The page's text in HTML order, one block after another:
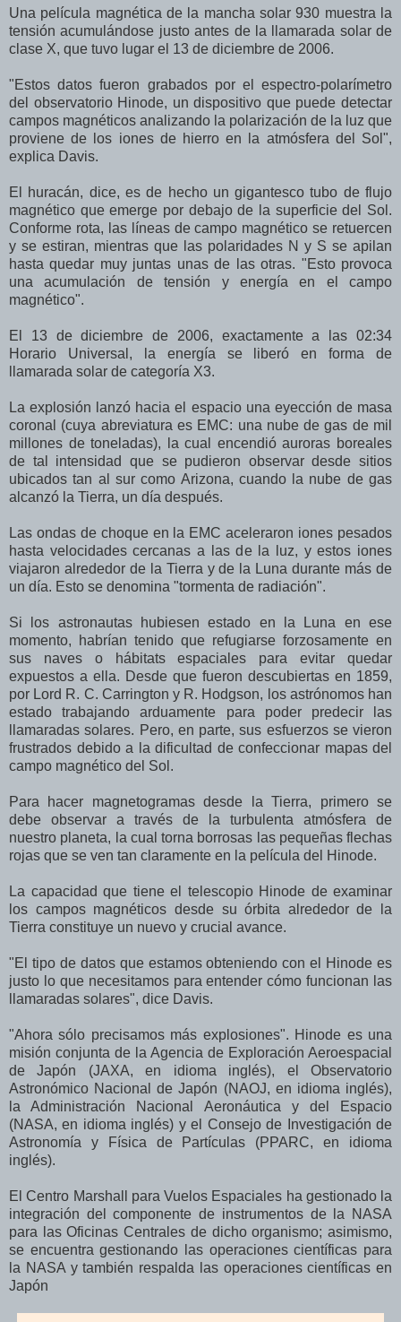
Una película magnética de la mancha solar 930 muestra la
tensión acumulándose justo antes de la llamarada solar de
clase X, que tuvo lugar el 13 de diciembre de 2006.
"Estos datos fueron grabados por el espectro-polarímetro
del observatorio Hinode, un dispositivo que puede detectar
campos magnéticos analizando la polarización de la luz que
proviene de los iones de hierro en la atmósfera del Sol",
explica Davis.
El huracán, dice, es de hecho un gigantesco tubo de flujo
magnético que emerge por debajo de la superficie del Sol.
Conforme rota, las líneas de campo magnético se retuercen
y se estiran, mientras que las polaridades N y S se apilan
hasta quedar muy juntas unas de las otras. "Esto provoca
una acumulación de tensión y energía en el campo
magnético".
El 13 de diciembre de 2006, exactamente a las 02:34
Horario Universal, la energía se liberó en forma de
llamarada solar de categoría X3.
La explosión lanzó hacia el espacio una eyección de masa
coronal (cuya abreviatura es EMC: una nube de gas de mil
millones de toneladas), la cual encendió auroras boreales
de tal intensidad que se pudieron observar desde sitios
ubicados tan al sur como Arizona, cuando la nube de gas
alcanzó la Tierra, un día después.
Las ondas de choque en la EMC aceleraron iones pesados
hasta velocidades cercanas a las de la luz, y estos iones
viajaron alrededor de la Tierra y de la Luna durante más de
un día. Esto se denomina "tormenta de radiación".
Si los astronautas hubiesen estado en la Luna en ese
momento, habrían tenido que refugiarse forzosamente en
sus naves o hábitats espaciales para evitar quedar
expuestos a ella. Desde que fueron descubiertas en 1859,
por Lord R. C. Carrington y R. Hodgson, los astrónomos han
estado trabajando arduamente para poder predecir las
llamaradas solares. Pero, en parte, sus esfuerzos se vieron
frustrados debido a la dificultad de confeccionar mapas del
campo magnético del Sol.
Para hacer magnetogramas desde la Tierra, primero se
debe observar a través de la turbulenta atmósfera de
nuestro planeta, la cual torna borrosas las pequeñas flechas
rojas que se ven tan claramente en la película del Hinode.
La capacidad que tiene el telescopio Hinode de examinar
los campos magnéticos desde su órbita alrededor de la
Tierra constituye un nuevo y crucial avance.
"El tipo de datos que estamos obteniendo con el Hinode es
justo lo que necesitamos para entender cómo funcionan las
llamaradas solares", dice Davis.
"Ahora sólo precisamos más explosiones". Hinode es una
misión conjunta de la Agencia de Exploración Aeroespacial
de Japón (JAXA, en idioma inglés), el Observatorio
Astronómico Nacional de Japón (NAOJ, en idioma inglés),
la Administración Nacional Aeronáutica y del Espacio
(NASA, en idioma inglés) y el Consejo de Investigación de
Astronomía y Física de Partículas (PPARC, en idioma
inglés).
El Centro Marshall para Vuelos Espaciales ha gestionado la
integración del componente de instrumentos de la NASA
para las Oficinas Centrales de dicho organismo; asimismo,
se encuentra gestionando las operaciones científicas para
la NASA y también respalda las operaciones científicas en
Japón